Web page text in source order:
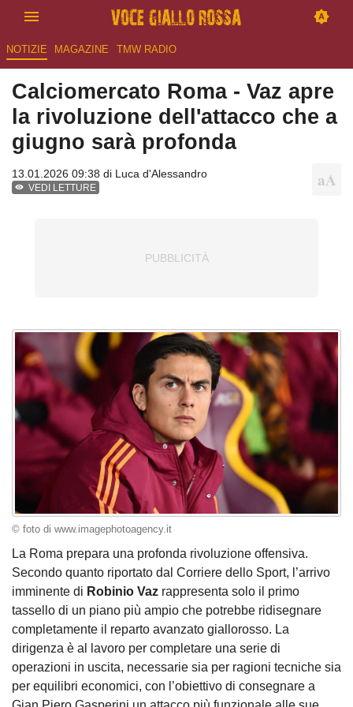
NOTIZIE MAGAZINE TMW RADIO
Calciomercato Roma - Vaz apre
la rivoluzione dell'attacco che a
giugno sarà profonda
13.01.2026 09:38 di Luca d'Alessandro
VEDI LETTURE
© foto di www.imagephotoagency.it
La Roma prepara una profonda rivoluzione offensiva.
Secondo quanto riportato dal Corriere dello Sport, l’arrivo
imminente di Robinio Vaz rappresenta solo il primo
tassello di un piano più ampio che potrebbe ridisegnare
completamente il reparto avanzato giallorosso. La
dirigenza è al lavoro per completare una serie di
operazioni in uscita, necessarie sia per ragioni tecniche sia
per equilibri economici, con l’obiettivo di consegnare a